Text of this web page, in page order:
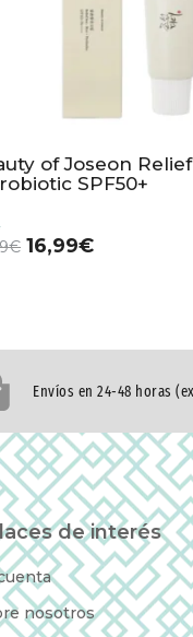
of Joseon
SPF50+
€ 16,99€
Envíos en 24-48 horas
de interés
nosotros